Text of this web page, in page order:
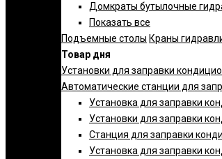
Домкраты бутылочные
Показать все
Подъемные столы Краны
Товар дня
Установки для заправки
Автоматические станции для
Установка для заправки
Установки для заправки
Станция для заправки
Установка для заправки